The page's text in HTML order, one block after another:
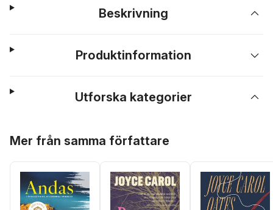
Beskrivning
Produktinformation
Utforska kategorier
Mer från samma författare